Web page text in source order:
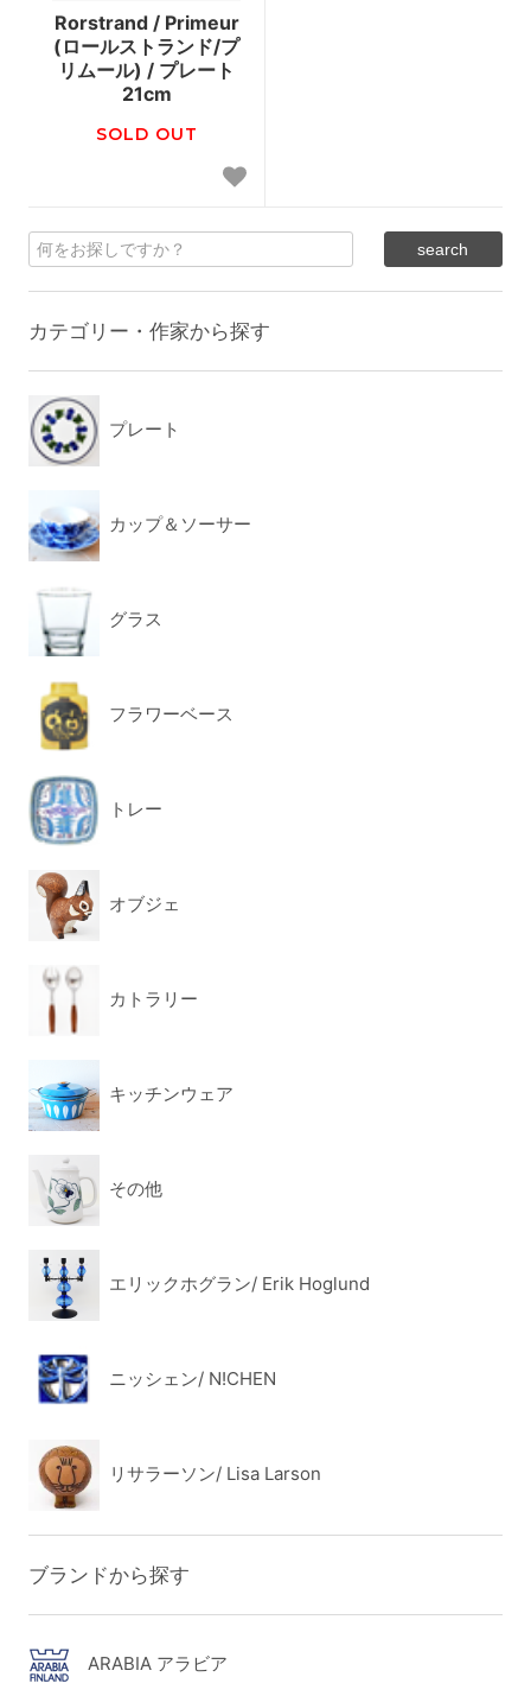
Rorstrand / Primeur
(ロールストランド/プ
リムール) / プレート
21cm
SOLD OUT
カテゴリー・作家から探す
プレート
カップ＆ソーサー
グラス
フラワーベース
トレー
オブジェ
カトラリー
キッチンウェア
その他
エリックホグラン/ Erik Hoglund
ニッシェン/ N!CHEN
リサラーソン/ Lisa Larson
ブランドから探す
ARABIA アラビア